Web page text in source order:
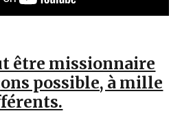
être missionnaire
possible, à mille